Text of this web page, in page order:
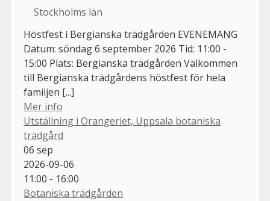
Stockholms län
Höstfest i Bergianska trädgården EVENEMANG
Datum: söndag 6 september 2026 Tid: 11:00 -
15:00 Plats: Bergianska trädgården Välkommen
till Bergianska trädgårdens höstfest för hela
familjen [...]
Mer info
Utställning i Orangeriet, Uppsala botaniska
trädgård
06 sep
2026-09-06
11:00 - 16:00
Botaniska trädgården